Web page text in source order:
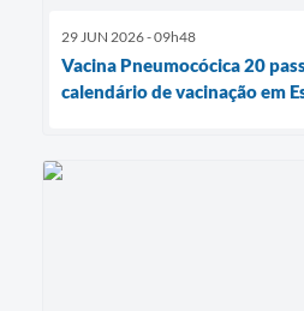
29 JUN 2026 - 09h48
Vacina Pneumocócica 20
calendário de vacinação em